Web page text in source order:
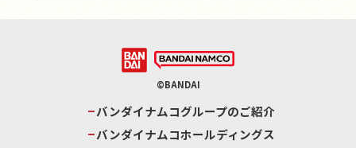
©BANDAI
バンダイナムコグループのご紹介
バンダイナムコホールディングス